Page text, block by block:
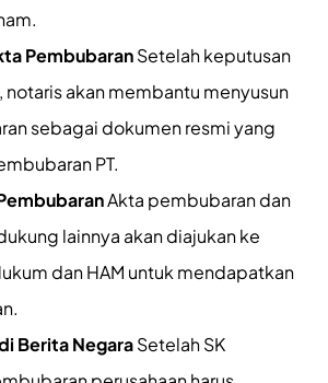
PembubaranSetelah keputusan
notaris akan membantu menyusun
sebagai dokumen resmi yang
PT.
Akta pembubaran dan
lainnya akan diajukan ke
dan HAM untuk mendapatkan
Berita NegaraSetelah SK